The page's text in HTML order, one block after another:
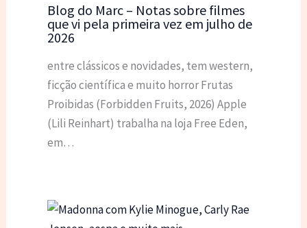
Blog do Marc – Notas sobre filmes
que vi pela primeira vez em julho de
2026
entre clássicos e novidades, tem western,
ficção científica e muito horror Frutas
Proibidas (Forbidden Fruits, 2026) Apple
(Lili Reinhart) trabalha na loja Free Eden,
em…